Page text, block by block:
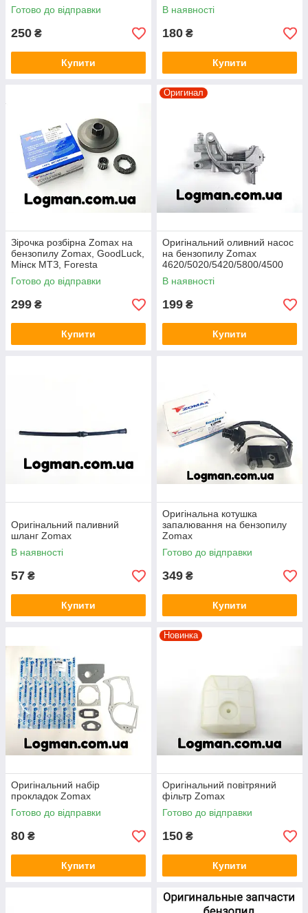
Готово до відправки
250 ₴
Купити
В наявності
180 ₴
Купити
Зірочка розбірна Zomax на
бензопилу Zomax, GoodLuck,
Мінск МТЗ, Foresta
Готово до відправки
299 ₴
Купити
Оригинал
Оригінальний оливний насос
на бензопилу Zomax
4620/5020/5420/5800/4500
В наявності
199 ₴
Купити
Оригінальний паливний
шланг Zomax
В наявності
57 ₴
Купити
Оригінальна котушка
запалювання на бензопилу
Zomax
Готово до відправки
349 ₴
Купити
Оригінальний набір
прокладок Zomax
Готово до відправки
80 ₴
Купити
Новинка
Оригінальний повітряний
фільтр Zomax
Готово до відправки
150 ₴
Купити